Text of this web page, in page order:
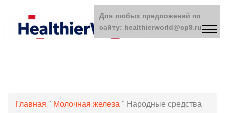
Главная " Молочная железа " Народные средства
Для любых предложений по
сайту: healthierworld@cp9.ru